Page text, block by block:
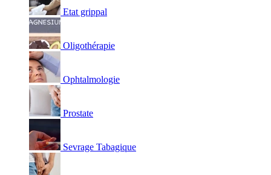
Etat grippal
Oligothérapie
Ophtalmologie
Prostate
Sevrage Tabagique